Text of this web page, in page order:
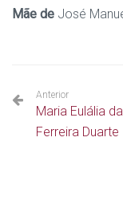
Mãe de José
Anterior
Maria Eulália
Ferreira Duarte